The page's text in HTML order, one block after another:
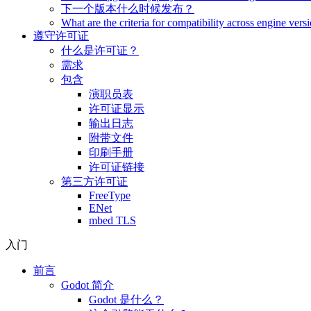
下一个版本什么时候发布？
What are the criteria for compatibility across engine
遵守许可证
什么是许可证？
需求
包含
演职员表
许可证显示
输出日志
附带文件
印刷手册
许可证链接
第三方许可证
FreeType
ENet
mbed TLS
入门
前言
Godot 简介
Godot 是什么？